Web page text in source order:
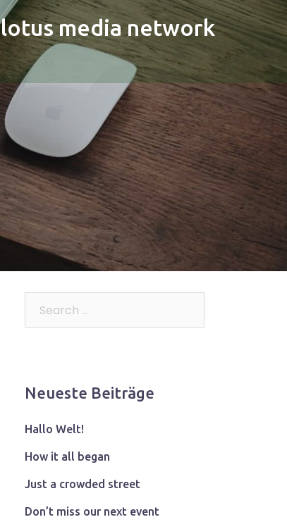
lotus media network
Neueste Beiträge
Hallo Welt!
How it all began
Just a crowded street
Don’t miss our next event